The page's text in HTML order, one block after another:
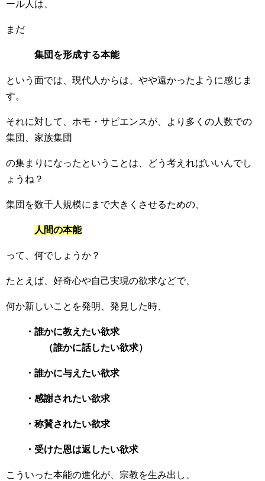
ール人は、
まだ
集団を形成する本能
という面では、現代人からは、やや遠かったように感じま
す。
それに対して、ホモ・サピエンスが、より多くの人数での
集団、家族集団
の集まりになったということは、どう考えればいいんでし
ょうね？
集団を数千人規模にまで大きくさせるための、
人間の本能
って、何でしょうか？
たとえば、好奇心や自己実現の欲求などで、
何か新しいことを発明、発見した時、
・誰かに教えたい欲求
（誰かに話したい欲求）
・誰かに与えたい欲求
・感謝されたい欲求
・称賛されたい欲求
・受けた恩は返したい欲求
こういった本能の進化が、宗教を生み出し、